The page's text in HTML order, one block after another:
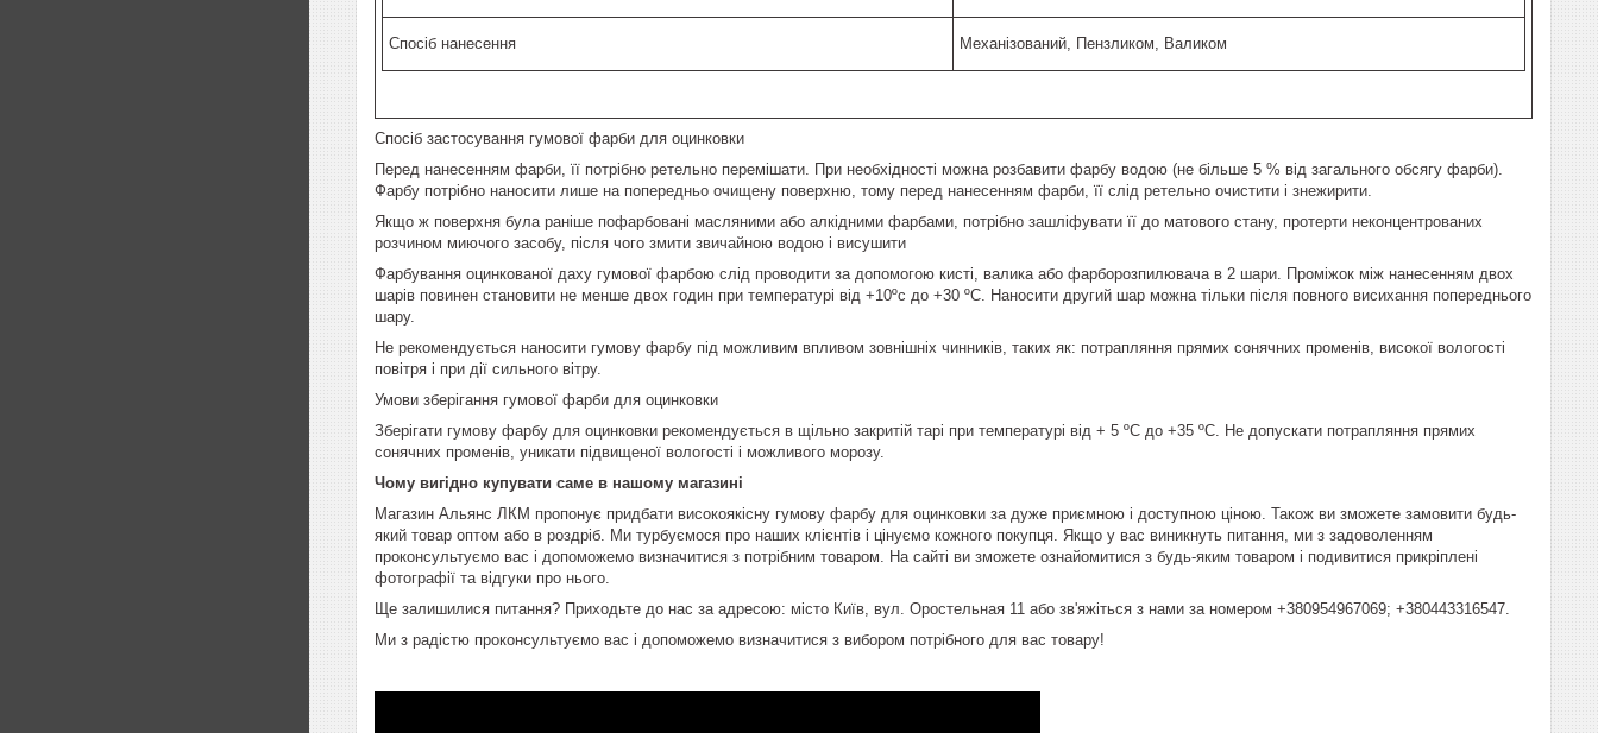
Спосіб нанесення Механізований, Пензликом, Валиком
Спосіб застосування гумової фарби для оцинковки
Перед нанесенням фарби, її потрібно ретельно перемішати. При необхідності можна розбавити фарбу водою (не більше 5 % від загального обсягу фарби).
Фарбу потрібно наносити лише на попередньо очищену поверхню, тому перед нанесенням фарби, її слід ретельно очистити і знежирити.
Якщо ж поверхня була раніше пофарбовані масляними або алкідними фарбами, потрібно зашліфувати її до матового стану, протерти неконцентрованих
розчином миючого засобу, після чого змити звичайною водою і висушити
Фарбування оцинкованої даху гумової фарбою слід проводити за допомогою кисті, валика або фарборозпилювача в 2 шари. Проміжок між нанесенням двох
шарів повинен становити не менше двох годин при температурі від +10ºс до +30 ºС. Наносити другий шар можна тільки після повного висихання попереднього
шару.
Не рекомендується наносити гумову фарбу під можливим впливом зовнішніх чинників, таких як: потрапляння прямих сонячних променів, високої вологості
повітря і при дії сильного вітру.
Умови зберігання гумової фарби для оцинковки
Зберігати гумову фарбу для оцинковки рекомендується в щільно закритій тарі при температурі від + 5 ºС до +35 ºС. Не допускати потрапляння прямих
сонячних променів, уникати підвищеної вологості і можливого морозу.
Чому вигідно купувати саме в нашому магазині
Магазин Альянс ЛКМ пропонує придбати високоякісну гумову фарбу для оцинковки за дуже приємною і доступною ціною. Також ви зможете замовити будь-
який товар оптом або в роздріб. Ми турбуємося про наших клієнтів і цінуємо кожного покупця. Якщо у вас виникнуть питання, ми з задоволенням
проконсультуємо вас і допоможемо визначитися з потрібним товаром. На сайті ви зможете ознайомитися з будь-яким товаром і подивитися прикріплені
фотографії та відгуки про нього.
Ще залишилися питання? Приходьте до нас за адресою: місто Київ, вул. Оростельная 11 або зв'яжіться з нами за номером +380954967069; +380443316547.
Ми з радістю проконсультуємо вас і допоможемо визначитися з вибором потрібного для вас товару!